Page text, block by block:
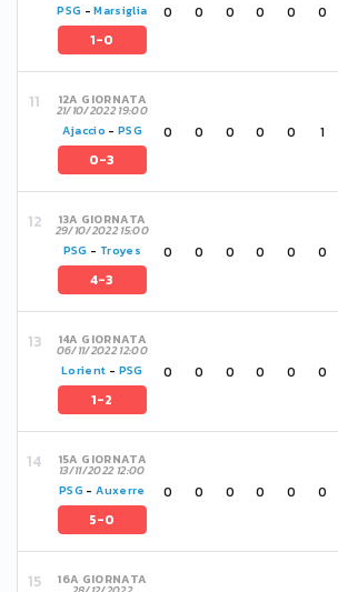
PSG -Marsiglia
1-0
0 0 0 0 0 0
12A GIORNATA
21/10/2022 19:00
Ajaccio -PSG
0-3
0 0 0 0 0 1
13A GIORNATA
29/10/2022 15:00
PSG - Troyes
4-3
0 0 0 0 0 0
14A GIORNATA
06/11/2022 12:00
Lorient - PSG
1-2
0 0 0 0 0 0
15A GIORNATA
13/11/2022 12:00
PSG -Auxerre
5-0
0 0 0 0 0 0
16A GIORNATA